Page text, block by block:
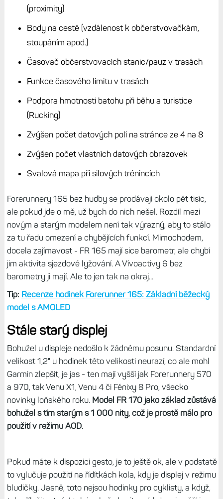
(proximity)
Body na cestě (vzdálenost k občerstvovačkám,
stoupáním apod.)
Časovač občerstvovacích stanic/pauz v trasách
Funkce časového limitu v trasách
Podpora hmotnosti batohu při běhu a turistice
(Rucking)
Zvýšen počet datových polí na stránce ze 4 na 8
Zvýšen počet vlastních datových obrazovek
Svalová mapa při silových trénincích
Forerunnery 165 bez hudby se prodávají okolo pět tisíc,
ale pokud jde o mě, už bych do nich nešel. Rozdíl mezi
novým a starým modelem není tak výrazný, aby to stálo
za tu řadu omezení a chybějících funkcí. Mimochodem,
docela zajímavost - FR 165 mají sice barometr, ale chybí
jim aktivita sjezdové lyžování. A Vívoactivy 6 bez
barometry ji mají. Ale to jen tak na okraj...
Tip: Recenze hodinek Forerunner 165: Základní běžecký
model s AMOLED
Stále starý displej
Bohužel u displeje nedošlo k žádnému posunu. Standardní
velikost 1,2" u hodinek této velikosti neurazí, co ale mohl
Garmin zlepšit, je jas - ten mají vyšší jak Forerunnery 570
a 970, tak Venu X1, Venu 4 či Fénixy 8 Pro, všecko
novinky loňského roku. Model FR 170 jako základ zůstává
bohužel s tím starým s 1 000 nity, což je prostě málo pro
použití v režimu AOD.